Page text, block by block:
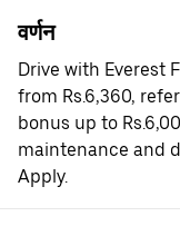
वर्णन
Drive with Everest
from Rs.6,360,
bonus up to
maintenance and
Apply.